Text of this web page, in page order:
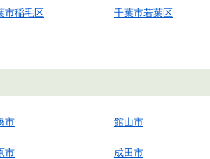
市稲毛区 千葉市若葉区
市 館山市
市 成田市